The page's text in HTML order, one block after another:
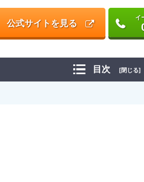
公式サイトを見る
イ
目次 [閉じる]